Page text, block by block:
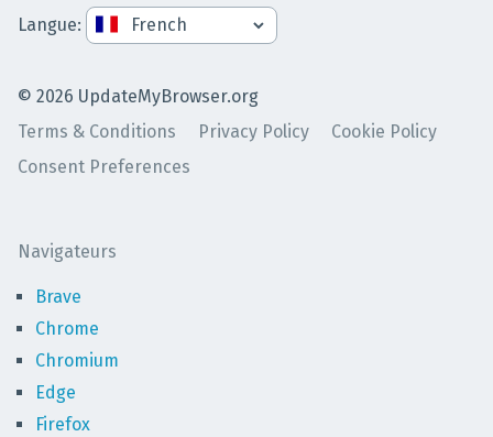
© 2026 UpdateMyBrowser.org
Terms & Conditions
Privacy Policy
Cookie Policy
Consent Preferences
Langue:
Navigateurs
Brave
Chrome
Chromium
Edge
Firefox